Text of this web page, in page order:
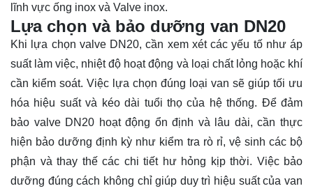
lĩnh vực ống inox và Valve inox.
Lựa chọn và bảo dưỡng van DN20
Khi lựa chọn valve DN20, cần xem xét các yếu tố như áp
suất làm việc, nhiệt độ hoạt động và loại chất lỏng hoặc khí
cần kiểm soát. Việc lựa chọn đúng loại van sẽ giúp tối ưu
hóa hiệu suất và kéo dài tuổi thọ của hệ thống. Để đảm
bảo valve DN20 hoạt động ổn định và lâu dài, cần thực
hiện bảo dưỡng định kỳ như kiểm tra rò rỉ, vệ sinh các bộ
phận và thay thế các chi tiết hư hỏng kịp thời. Việc bảo
dưỡng đúng cách không chỉ giúp duy trì hiệu suất của van